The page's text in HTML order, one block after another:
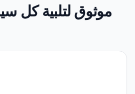
موثوق لتلبية كل